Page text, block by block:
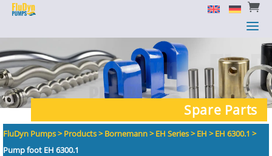

a

a
Spare Parts
FluDyn Pumps>Products>Bornemann>EH Series>EH >EH 6300.1 >
Pump foot EH 6300.1